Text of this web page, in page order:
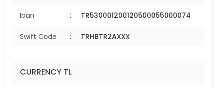
Iban : TR530001200120500055000074
Swift Code : TRHBTR2AXXX
CURRENCY TL